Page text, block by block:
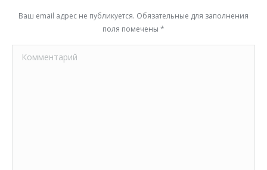
Ваш email адрес не публикуется. Обязательные для заполнения
поля помечены *
Комментарий